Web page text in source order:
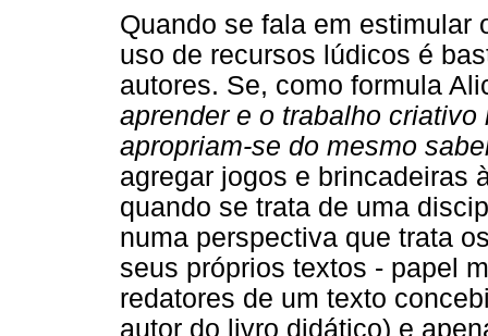
Quando se fala em estimular
uso de recursos lúdicos é
autores. Se, como formula
aprender e o trabalho
apropriam-se do mesmo
agregar jogos e brincadeiras
quando se trata de uma
numa perspectiva que trata
seus próprios textos - papel
redatores de um texto
autor do livro didático) e